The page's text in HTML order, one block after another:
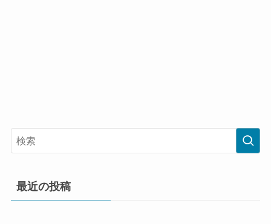
最近の投稿